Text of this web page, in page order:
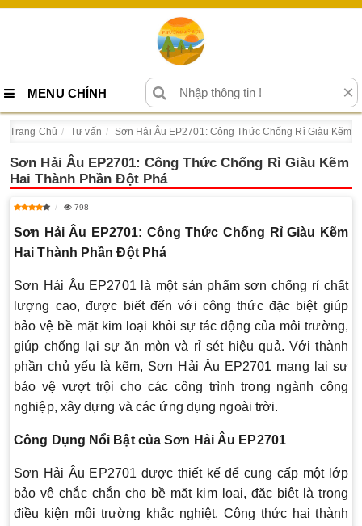
MENU CHÍNH ×
Trang Chủ Tư vấn Sơn Hải Âu EP2701: Công Thức Chống Rỉ Giàu Kẽm
Sơn Hải Âu EP2701: Công Thức Chống Rỉ Giàu Kẽm
Hai Thành Phần Đột Phá
798
Sơn Hải Âu EP2701: Công Thức Chống Rỉ Giàu Kẽm
Hai Thành Phần Đột Phá
Sơn Hải Âu EP2701 là một sản phẩm sơn chống rỉ chất
lượng cao, được biết đến với công thức đặc biệt giúp
bảo vệ bề mặt kim loại khỏi sự tác động của môi trường,
giúp chống lại sự ăn mòn và rỉ sét hiệu quả. Với thành
phần chủ yếu là kẽm, Sơn Hải Âu EP2701 mang lại sự
bảo vệ vượt trội cho các công trình trong ngành công
nghiệp, xây dựng và các ứng dụng ngoài trời.
Công Dụng Nổi Bật của Sơn Hải Âu EP2701
Sơn Hải Âu EP2701 được thiết kế để cung cấp một lớp
bảo vệ chắc chắn cho bề mặt kim loại, đặc biệt là trong
điều kiện môi trường khắc nghiệt. Công thức hai thành